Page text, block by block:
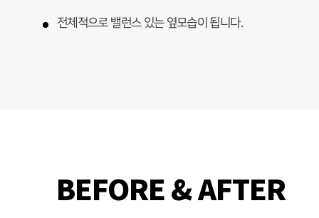
전체적으로 밸런스 있는 옆모습이 됩니다.
BEFORE & AFTER